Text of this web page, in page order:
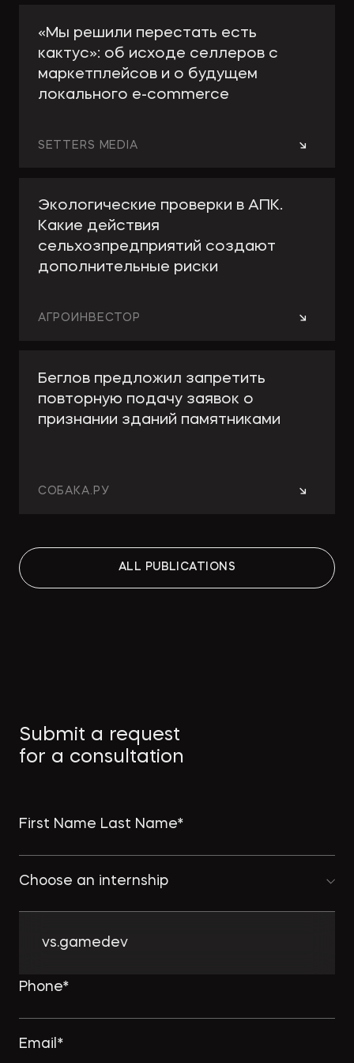
ALL PUBLICATIONS
«Мы решили перестать есть
кактус»: об исходе селлеров с
маркетплейсов и о будущем
локального e-сommerce
→
SETTERS MEDIA
Экологические проверки в АПК.
Какие действия
сельхозпредприятий создают
дополнительные риски
→
АГРОИНВЕСТОР
Беглов предложил запретить
повторную подачу заявок о
признании зданий памятниками
→
СОБАКА.РУ
Работа над ошибками: какие
изменения принесут поправки в
КРТ для девелоперов и
Как защитить интеллектуальную
собственность в странах MENA
Минстрой совершенствует
Submit a request
for a consultation
Choose an internship
vs.gamedev